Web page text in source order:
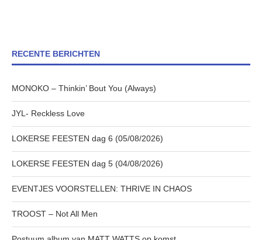
RECENTE BERICHTEN
MONOKO – Thinkin’ Bout You (Always)
JYL- Reckless Love
LOKERSE FEESTEN dag 6 (05/08/2026)
LOKERSE FEESTEN dag 5 (04/08/2026)
EVENTJES VOORSTELLEN: THRIVE IN CHAOS
TROOST – Not All Men